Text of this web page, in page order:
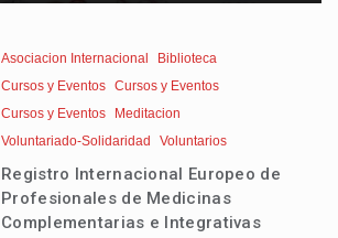
Asociacion Internacional
Biblioteca
Cursos y Eventos Cursos y Eventos
Cursos y Eventos
Meditacion
Voluntariado-Solidaridad
Voluntarios
Registro Internacional Europeo de
Profesionales de Medicinas
Complementarias e Integrativas